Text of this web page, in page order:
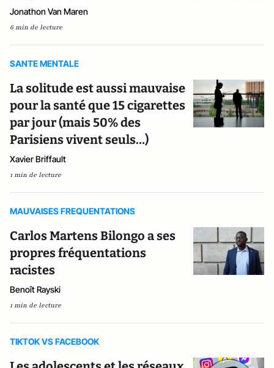
Jonathon Van Maren
6 min de lecture
SANTE MENTALE
La solitude est aussi mauvaise
pour la santé que 15 cigarettes
par jour (mais 50% des
Parisiens vivent seuls…)
Xavier Briffault
1 min de lecture
MAUVAISES FREQUENTATIONS
Carlos Martens Bilongo a ses
propres fréquentations
racistes
Benoît Rayski
1 min de lecture
TIKTOK VS FACEBOOK